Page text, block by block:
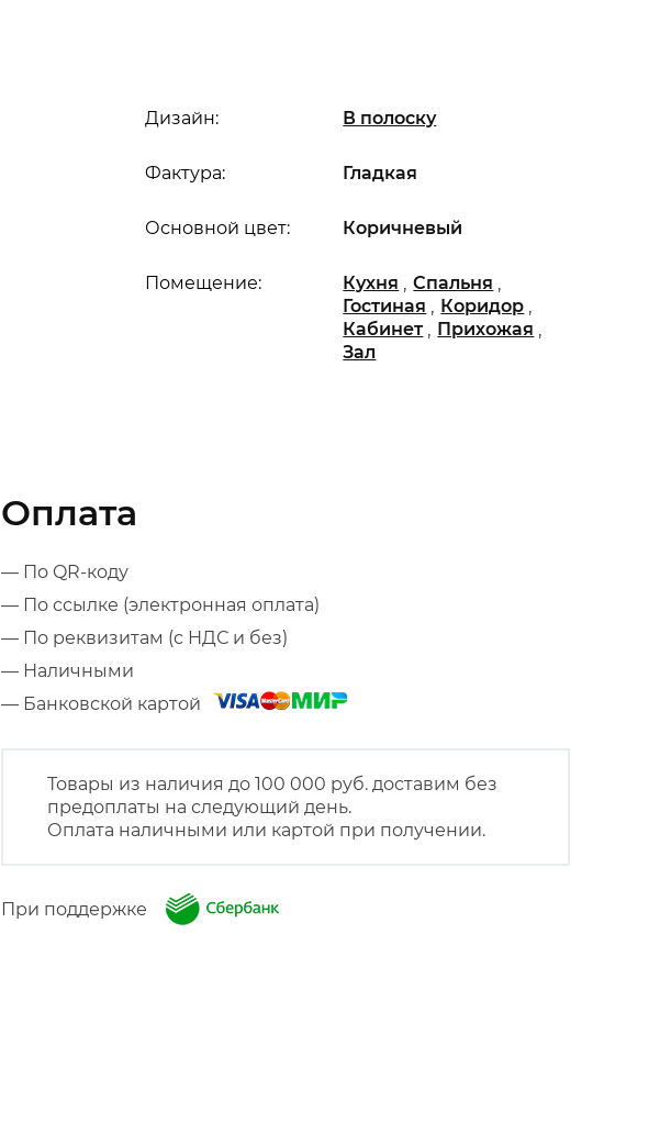
Основной цвет: Коричневый
Дизайн: В полоску
Помещение: Кухня ,Спальня ,
Гостиная , Коридор ,
Кабинет , Прихожая ,
Зал
Фактура: Гладкая
Оплата
— По QR-коду
— По ссылке (электронная оплата)
— По реквизитам (с НДС и без)
— Наличными
— Банковской картой
Товары из наличия до 100 000 руб. доставим без
предоплаты на следующий день.
Оплата наличными или картой при получении.
При поддержке